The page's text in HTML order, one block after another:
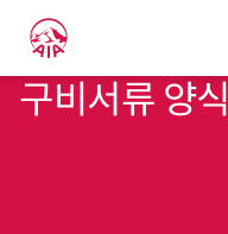
구비서류 양식